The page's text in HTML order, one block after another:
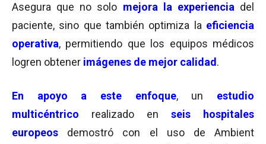
Asegura que no solo mejora la experiencia del
paciente, sino que también optimiza la eficiencia
operativa, permitiendo que los equipos médicos
logren obtener imágenes de mejor calidad .
En apoyo a este enfoque, un estudio
multicéntrico realizado en seis hospitales
europeos demostró con el uso de Ambient